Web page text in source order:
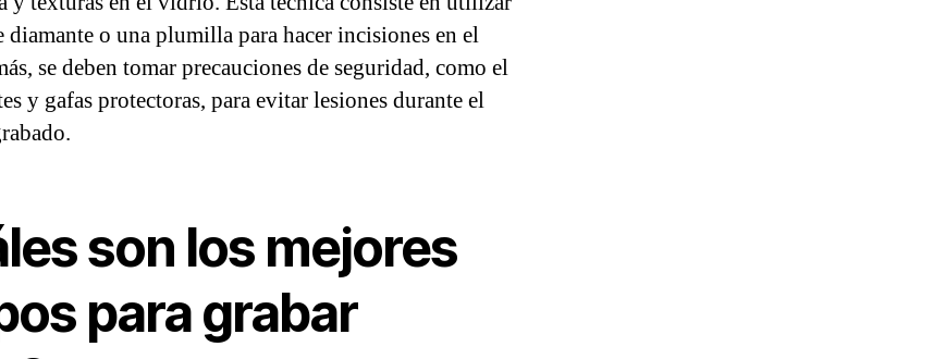
diamante o una plumilla para hacer incisiones en el
se deben tomar precauciones de seguridad, como el
y gafas protectoras, para evitar lesiones durante el
son los mejores
para grabar